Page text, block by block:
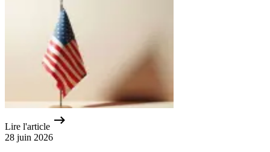
Lire l'article
28 juin 2026